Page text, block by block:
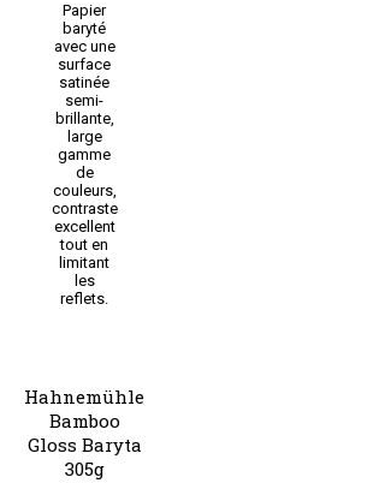
Papier
baryté
avec une
surface
satinée
semi-
brillante,
large
gamme
de
couleurs,
contraste
excellent
tout en
limitant
les
reflets.
Hahnemühle
Bamboo
Gloss Baryta
305g